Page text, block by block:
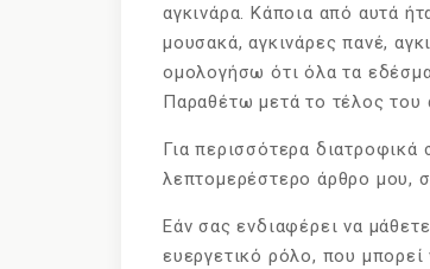
αγκινάρα. Κάποια από αυτά
μουσακά, αγκινάρες πανέ,
ομολογήσω ότι όλα τα
Παραθέτω μετά το τέλος
Για περισσότερα διατροφικά
λεπτομερέστερο άρθρο μου,
Εάν σας ενδιαφέρει να
ευεργετικό ρόλο, που